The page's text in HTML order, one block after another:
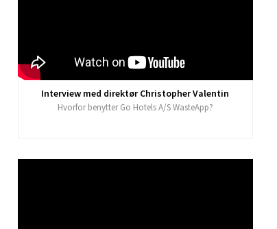
Interview med direktør Christopher Valentin
Hvorfor benytter Go Hotels A/S WasteApp?